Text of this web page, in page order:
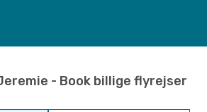
- Book billige flyrejser